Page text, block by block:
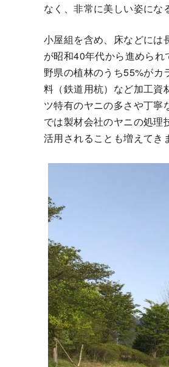
なく、非常に美しい姿にな
小屋組を含め、床などには
が昭和40年代から進めら
野県の植林のうち55%がカ
料（鉄道用杭）など加工資
ツ特有のヤニの多さや丁寧
では製材会社のヤニの処理
活用されることも増えてき